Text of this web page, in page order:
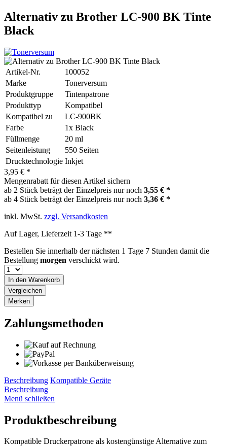
Alternativ zu Brother LC-900 BK Tinte
Black
Artikel-Nr.
100052
Marke
Tonerversum
Produktgruppe
Tintenpatrone
Produkttyp
Kompatibel
Kompatibel zu
LC-900BK
Farbe
1x Black
Füllmenge
20 ml
Seitenleistung
550 Seiten
Drucktechnologie Inkjet
3,95 € *
Mengenrabatt für diesen Artikel sichern
ab 2 Stück beträgt der Einzelpreis nur noch 3,55 € *
ab 4 Stück beträgt der Einzelpreis nur noch 3,36 € *
inkl. MwSt. zzgl. Versandkosten
Auf Lager, Lieferzeit 1-3 Tage **
Bestellen Sie innerhalb der nächsten 1 Tage 7 Stunden damit die
Bestellung morgen verschickt wird.
In den Warenkorb
Vergleichen
Merken
Zahlungsmethoden
Beschreibung Kompatible Geräte
Beschreibung
Menü schließen
Produktbeschreibung
Kompatible Druckerpatrone als kostengünstige Alternative zum